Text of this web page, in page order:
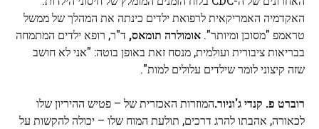
האקדמיה האמריקאית לרפואת ילדים כינתה את המהלך של ממשל
טראמפ "מסוכן ומיותר". אומולרה תומאס, ד"ר, רופא ילדים המתמחה
בבריאות ציבורית ועולמית, מנסח זאת באופן בוטה: "אני לא חושב
שזה קיצוני לומר שילדים עלולים למות".
רוברט פ. קנדי ​​ג'וניור.המוזרות האכזרית של – פטיש ההיריון שלו
לכאורה, אהבתו להרג דרכים, תולעת המוח שלו – יכולה להקשות על